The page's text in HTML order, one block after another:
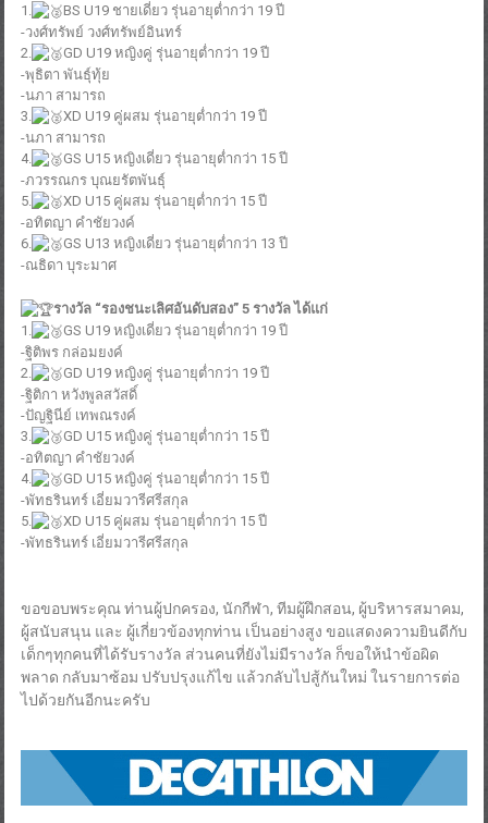
1.
BS U19 ชายเดี่ยว รุ่นอายุต่ำกว่า 19 ปี
-วงศ์ทรัพย์ วงศ์ทรัพย์อินทร์
2.
GD U19 หญิงคู่ รุ่นอายุต่ำกว่า 19 ปี
-พุธิตา พันธุ์ทุ้ย
-นภา สามารถ
3.
XD U19 คู่ผสม รุ่นอายุต่ำกว่า 19 ปี
-นภา สามารถ
4.
GS U15 หญิงเดี่ยว รุ่นอายุต่ำกว่า 15 ปี
-ภวรรณกร บุณยรัตพันธุ์
5.
XD U15 คู่ผสม รุ่นอายุต่ำกว่า 15 ปี
-อทิตญา คำชัยวงค์
6.
GS U13 หญิงเดี่ยว รุ่นอายุต่ำกว่า 13 ปี
-ณธิดา บุระมาศ
รางวัล “รองชนะเลิศอันดับสอง” 5 รางวัล ได้แก่
1.
GS U19 หญิงเดี่ยว รุ่นอายุต่ำกว่า 19 ปี
-ฐิติพร กล่อมยงค์
2.
GD U19 หญิงคู่ รุ่นอายุต่ำกว่า 19 ปี
-ฐิติกา หวังพูลสวัสดิ์
-ปัญฐินีย์ เทพณรงค์
3.
GD U15 หญิงคู่ รุ่นอายุต่ำกว่า 15 ปี
-อทิตญา คำชัยวงค์
4.
GD U15 หญิงคู่ รุ่นอายุต่ำกว่า 15 ปี
-พัทธรินทร์ เอี่ยมวารีศรีสกุล
5.
XD U15 คู่ผสม รุ่นอายุต่ำกว่า 15 ปี
-พัทธรินทร์ เอี่ยมวารีศรีสกุล
ขอขอบพระคุณ ท่านผู้ปกครอง, นักกีฬา, ทีมผู้ฝึกสอน, ผู้บริหารสมาคม,
ผู้สนับสนุน และ ผู้เกี่ยวข้องทุกท่าน เป็นอย่างสูง ขอแสดงความยินดีกับ
เด็กๆทุกคนที่ได้รับรางวัล ส่วนคนที่ยังไม่มีรางวัล ก็ขอให้นำข้อผิด
พลาด กลับมาซ้อม ปรับปรุงแก้ไข แล้วกลับไปสู้กันใหม่ ในรายการต่อ
ไปด้วยกันอีกนะครับ